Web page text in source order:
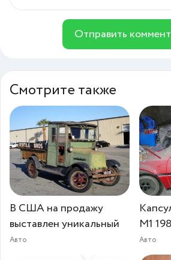
Отправить
Смотрите также
В США на продажу
выставлен уникальный
Авто
M1
Авто